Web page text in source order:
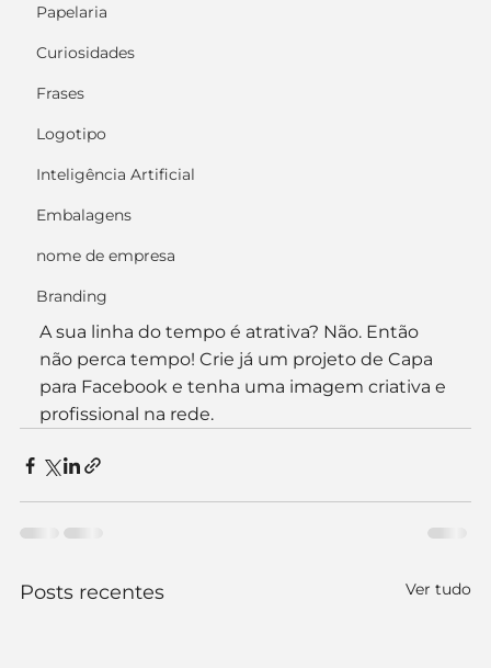
Papelaria
Curiosidades
Frases
Logotipo
Inteligência Artificial
Embalagens
nome de empresa
Branding
A sua linha do tempo é atrativa? Não. Então
não perca tempo! Crie já um projeto de Capa
para Facebook e tenha uma imagem criativa e
profissional na rede.
Posts recentes Ver tudo